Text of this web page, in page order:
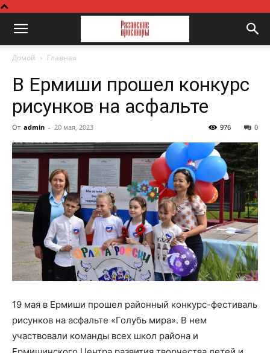
Домой Главная
В Ермиши прошел конкурс
рисунков на асфальте
От admin - 20 мая, 2023 0
976
19 мая в Ермиши прошел районный конкурс-фестиваль
рисунков на асфальте «Голубь мира». В нем
участвовали команды всех школ района и